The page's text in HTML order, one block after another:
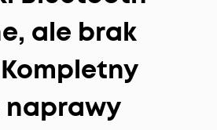
ale brak